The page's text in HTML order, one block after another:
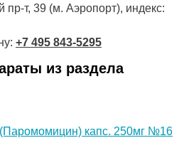
пр-т, 39 (м. Аэропорт), индекс:
+7 495 843-5295
из раздела
капс. 250мг №16